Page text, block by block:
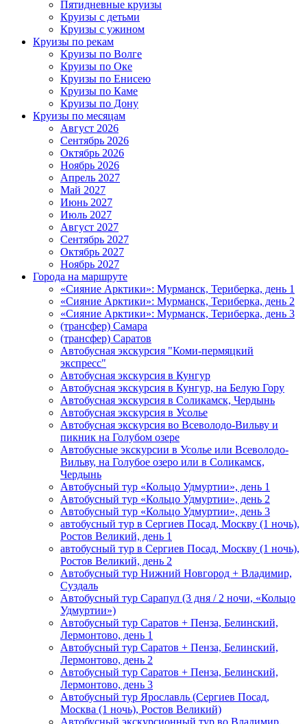
Пятидневные круизы
Круизы с детьми
Круизы с ужином
Круизы по рекам
Круизы по Волге
Круизы по Оке
Круизы по Енисею
Круизы по Каме
Круизы по Дону
Круизы по месяцам
Август 2026
Сентябрь 2026
Октябрь 2026
Ноябрь 2026
Апрель 2027
Май 2027
Июнь 2027
Июль 2027
Август 2027
Сентябрь 2027
Октябрь 2027
Ноябрь 2027
Города на маршруте
«Сияние Арктики»: Мурманск, Териберка, день 1
«Сияние Арктики»: Мурманск, Териберка, день 2
«Сияние Арктики»: Мурманск, Териберка, день 3
(трансфер) Самара
(трансфер) Саратов
Автобусная экскурсия "Коми-пермяцкий
экспресс"
Автобусная экскурсия в Кунгур
Автобусная экскурсия в Кунгур, на Белую Гору
Автобусная экскурсия в Соликамск, Чердынь
Автобусная экскурсия в Усолье
Автобусная экскурсия во Всеволодо-Вильву и
пикник на Голубом озере
Автобусные экскурсии в Усолье или Всеволодо-
Вильву, на Голубое озеро или в Соликамск,
Чердынь
Автобусный тур «Кольцо Удмуртии», день 1
Автобусный тур «Кольцо Удмуртии», день 2
Автобусный тур «Кольцо Удмуртии», день 3
автобусный тур в Сергиев Посад, Москву (1 ночь),
Ростов Великий, день 1
автобусный тур в Сергиев Посад, Москву (1 ночь),
Ростов Великий, день 2
Автобусный тур Нижний Новгород + Владимир,
Суздаль
Автобусный тур Сарапул (3 дня / 2 ночи, «Кольцо
Удмуртии»)
Автобусный тур Саратов + Пенза, Белинский,
Лермонтово, день 1
Автобусный тур Саратов + Пенза, Белинский,
Лермонтово, день 2
Автобусный тур Саратов + Пенза, Белинский,
Лермонтово, день 3
Автобусный тур Ярославль (Сергиев Посад,
Москва (1 ночь), Ростов Великий)
Автобусный экскурсионный тур во Владимир,